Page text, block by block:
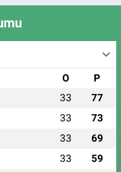
O P
33 77
33 73
33 69
33 59